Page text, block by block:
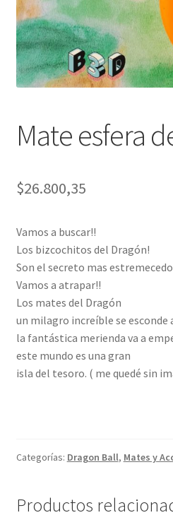
Siluetas
Set Matero
Macetas
Vasos/Chopp
Mate esfera
$26.800,35
Vamos a buscar!!
Los bizcochitos del Dragón!
Son el secreto mas
Vamos a atrapar!!
Los mates del Dragón
un milagro increíble se esconde
la fantástica merienda va a
este mundo es una gran
isla del tesoro. ( me quedé sin
Categorías: Dragon Ball, Mates y
Productos